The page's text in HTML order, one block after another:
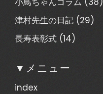
津村先生の日記 (29)
長寿表彰式 (14)
▼メニュー
index